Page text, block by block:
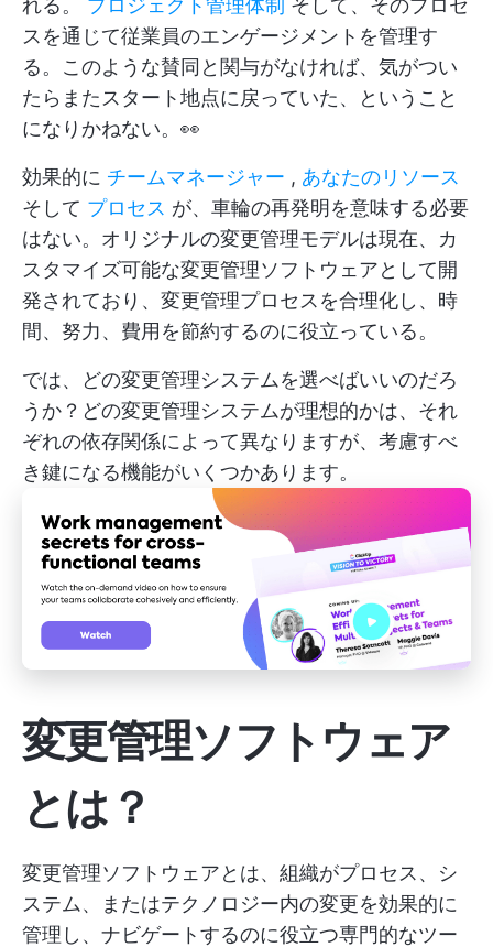
れる。 プロジェクト管理体制 そして、そのプロセ
スを通じて従業員のエンゲージメントを管理す
る。このような賛同と関与がなければ、気がつい
たらまたスタート地点に戻っていた、ということ
になりかねない。👀
効果的に チームマネージャー , あなたのリソース
そして プロセス が、車輪の再発明を意味する必要
はない。オリジナルの変更管理モデルは現在、カ
スタマイズ可能な変更管理ソフトウェアとして開
発されており、変更管理プロセスを合理化し、時
間、努力、費用を節約するのに役立っている。
では、どの変更管理システムを選べばいいのだろ
うか？どの変更管理システムが理想的かは、それ
ぞれの依存関係によって異なりますが、考慮すべ
き鍵になる機能がいくつかあります。
変更管理ソフトウェア
とは？
変更管理ソフトウェアとは、組織がプロセス、シ
ステム、またはテクノロジー内の変更を効果的に
管理し、ナビゲートするのに役立つ専門的なツー